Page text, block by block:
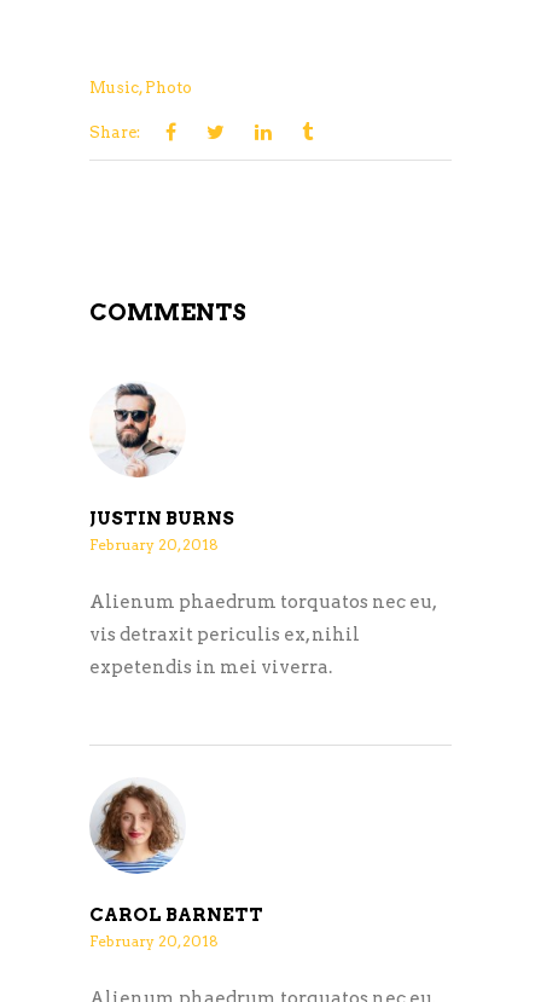
Music, Photo
Share:
COMMENTS
JUSTIN BURNS
February 20, 2018
Alienum phaedrum torquatos nec eu,
vis detraxit periculis ex, nihil
expetendis in mei viverra.
CAROL BARNETT
February 20, 2018